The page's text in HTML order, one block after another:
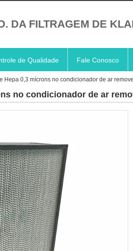
DA FILTRAGEM DE
de Qualidade Fale Conosco
Hepa 0,3 mícrons no condicionador de ar
no condicionador de ar